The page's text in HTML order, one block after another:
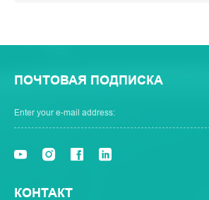
ПОЧТОВАЯ ПОДПИСКА
КОНТАКТ